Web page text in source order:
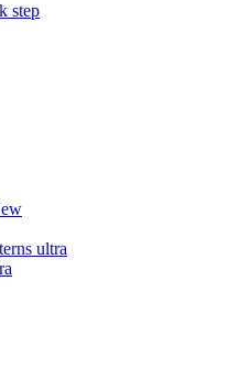
step
ultra